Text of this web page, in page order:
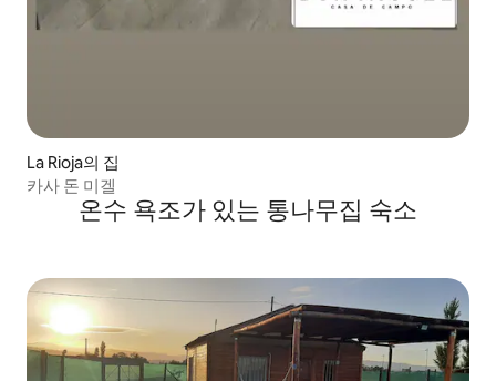
La Rioja의 집
카사 돈 미겔
온수 욕조가 있는 통나무집 숙소